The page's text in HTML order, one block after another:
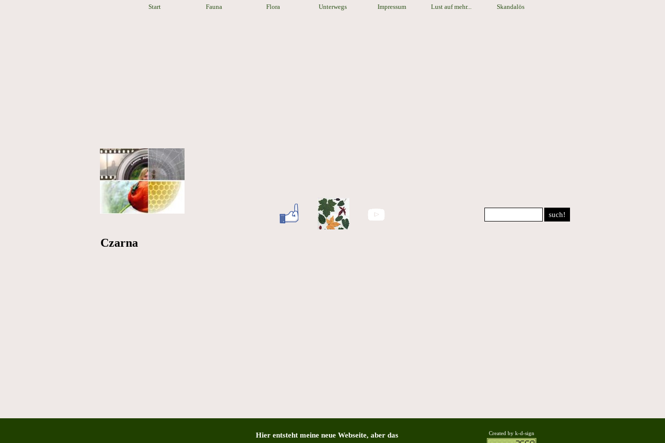
such!
Start Fauna Flora Unterwegs Impressum Lust auf mehr... Skandalös
Czarna
Hier entsteht meine neue Webseite, aber das
Created by k-d-sign